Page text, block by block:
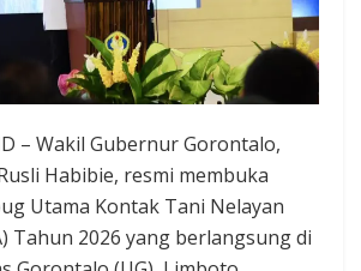
D – Wakil Gubernur Gorontalo,
Habibie, resmi membuka
Utama Kontak Tani Nelayan
Tahun 2026 yang berlangsung di